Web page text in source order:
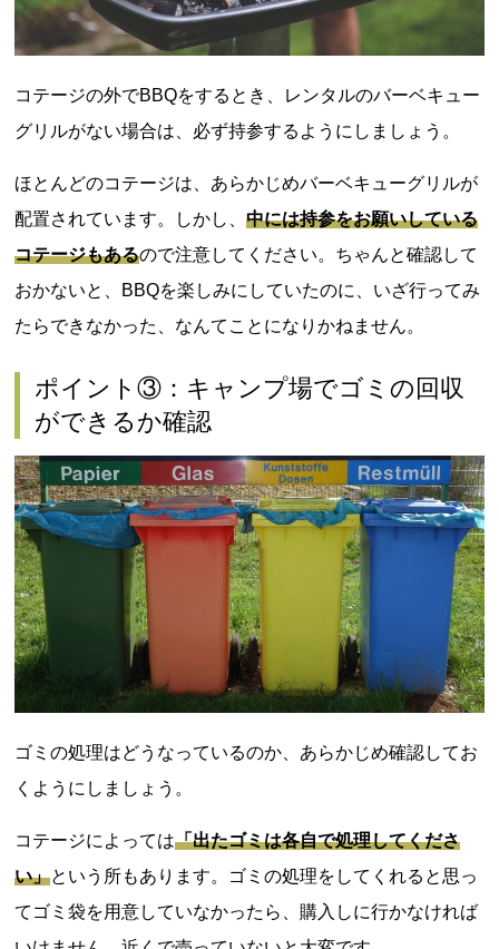
コテージの外でBBQをするとき、レンタルのバーベキュー
グリルがない場合は、必ず持参するようにしましょう。
ほとんどのコテージは、あらかじめバーベキューグリルが
配置されています。しかし、中には持参をお願いしている
コテージもあるので注意してください。ちゃんと確認して
おかないと、BBQを楽しみにしていたのに、いざ行ってみ
たらできなかった、なんてことになりかねません。
ポイント③：キャンプ場でゴミの回収
ができるか確認
ゴミの処理はどうなっているのか、あらかじめ確認してお
くようにしましょう。
コテージによっては「出たゴミは各自で処理してくださ
い」という所もあります。ゴミの処理をしてくれると思っ
てゴミ袋を用意していなかったら、購入しに行かなければ